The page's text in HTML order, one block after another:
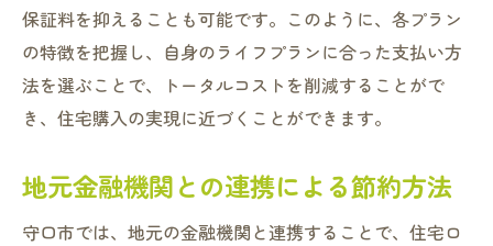
保証料を抑えることも可能です。このように、各プラン
の特徴を把握し、自身のライフプランに合った支払い方
法を選ぶことで、トータルコストを削減することがで
き、住宅購入の実現に近づくことができます。
地元金融機関との連携による節約方法
守口市では、地元の金融機関と連携することで、住宅ロ